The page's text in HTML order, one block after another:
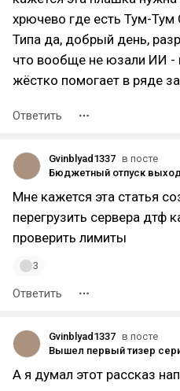
хрючево где есть Тум-Тум
Типа да, добрый день,
что вообще не юзали ИИ -
жёстко помогает в ряде
Ответить
Gvinblyad1337 в посте
Мне кажется эта статья
перегрузить сервера дтф
проверить лимиты
3
Ответить
Gvinblyad1337 в посте
А я думал этот рассказ